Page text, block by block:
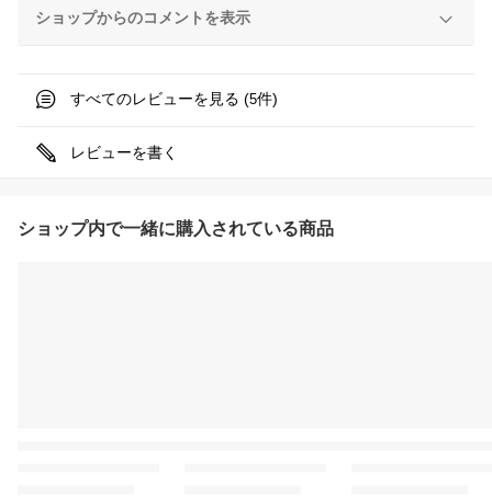
ショップからのコメントを表示
すべてのレビューを見る (5件)
レビューを書く
ショップ内で一緒に購入されている商品